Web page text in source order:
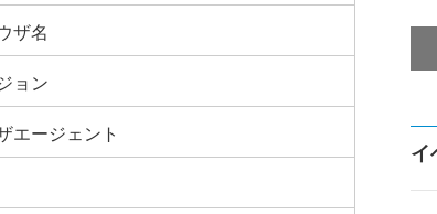
ザ名
ョン
エージェント
イ